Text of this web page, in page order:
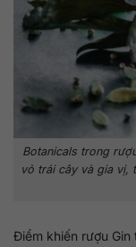
Botanicals trong
vỏ trái cây và gia vị,
Điểm khiến rượu